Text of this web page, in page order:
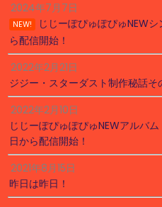
2024年7月7日
NEW!
じじーぽぴゅぽぴゅNEW
ら配信開始！
2022年2月21日
ジジー・スターダスト制作秘話そ
2022年2月10日
じじーぽぴゅぽぴゅNEWアルバ
日から配信開始！
2021年8月15日
昨日は昨日！